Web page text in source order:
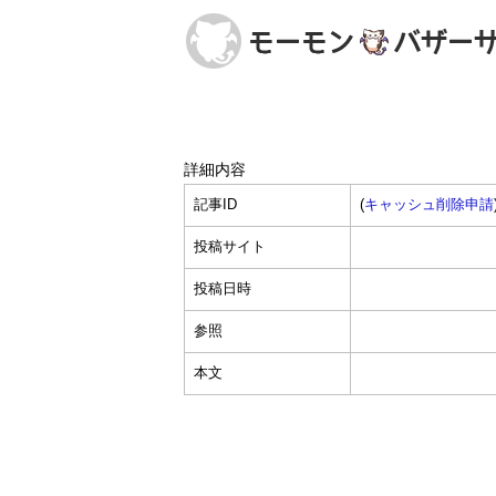
詳細内容
記事ID (キャッシュ削除申請
投稿サイト
投稿日時
参照
本文